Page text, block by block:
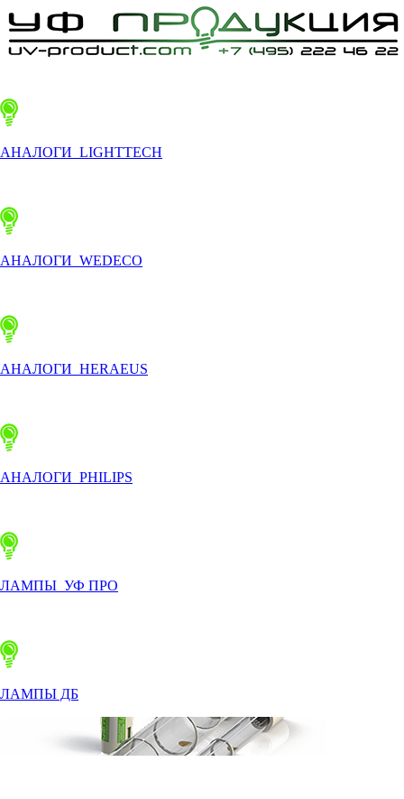
АНАЛОГИ LIGHTTECH
АНАЛОГИ WEDECO
АНАЛОГИ HERAEUS
АНАЛОГИ PHILIPS
ЛАМПЫ УФ ПРО
ЛАМПЫ ДБ